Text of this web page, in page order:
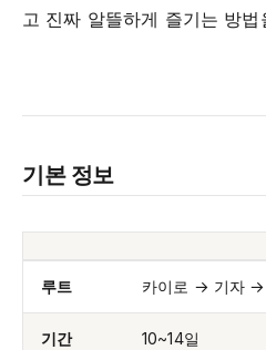
고 진짜 알뜰하게 즐기는 방법
기본 정보
루트 카이로 → 기자
기간 10~14일